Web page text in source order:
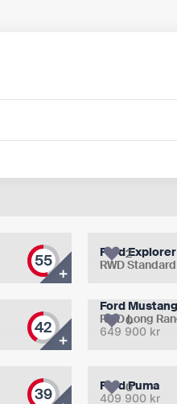
55
+
Ford Explorer
RWD
2
42
+
Ford
RWD Long
649 900 kr
0
39 Ford Puma
409 900 kr
0